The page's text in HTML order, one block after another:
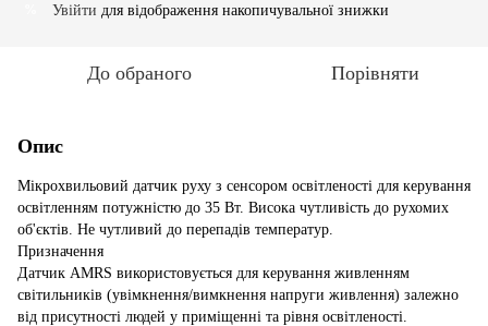
Увійти для відображення накопичувальної знижки
До обраного Порівняти
Опис
Мікрохвильовий датчик руху з сенсором освітленості для керування
освітленням потужністю до 35 Вт. Висока чутливість до рухомих
об'єктів. Не чутливий до перепадів температур.
Призначення
Датчик AMRS використовується для керування живленням
світильників (увімкнення/вимкнення напруги живлення) залежно
від присутності людей у приміщенні та рівня освітленості.